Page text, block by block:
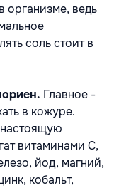
организме, ведь
соль стоит в
Главное -
в кожуре.
витаминами С,
йод, магний,
кобальт,